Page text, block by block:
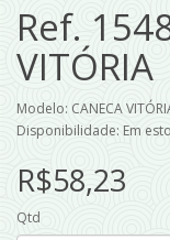
Ref.
VITÓRIA
Modelo: CANECA
Disponibilidade: Em
R$58,23
Qtd